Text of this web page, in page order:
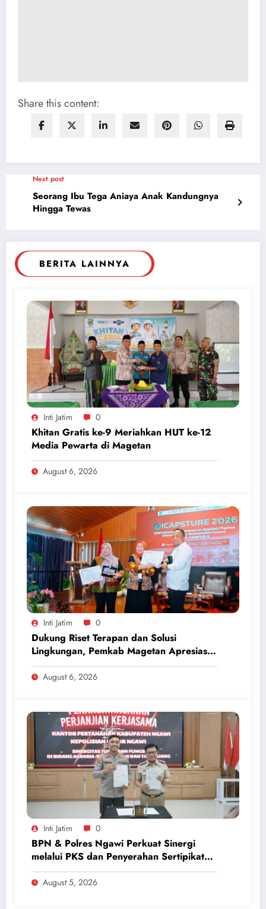
Share this content:
Next post
Seorang Ibu Tega Aniaya Anak Kandungnya
Hingga Tewas
BERITA LAINNYA
Inti Jatim 0
Khitan Gratis ke-9 Meriahkan HUT ke-12
Media Pewarta di Magetan
August 6, 2026
Inti Jatim 0
Dukung Riset Terapan dan Solusi
Lingkungan, Pemkab Magetan Apresiasi
ICAPSTURE 2026 Unesa
August 6, 2026
Inti Jatim 0
BPN & Polres Ngawi Perkuat Sinergi
melalui PKS dan Penyerahan Sertipikat
Aset
August 5, 2026